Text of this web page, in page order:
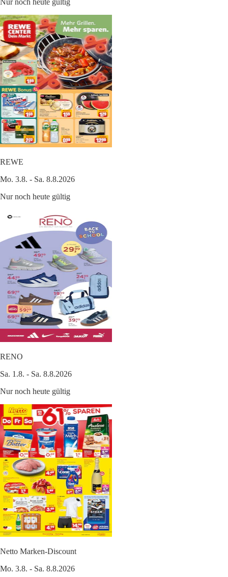
Nur noch heute gültig
REWE
Mo. 3.8. - Sa. 8.8.2026
Nur noch heute gültig
RENO
Sa. 1.8. - Sa. 8.8.2026
Nur noch heute gültig
Netto Marken-Discount
Mo. 3.8. - Sa. 8.8.2026